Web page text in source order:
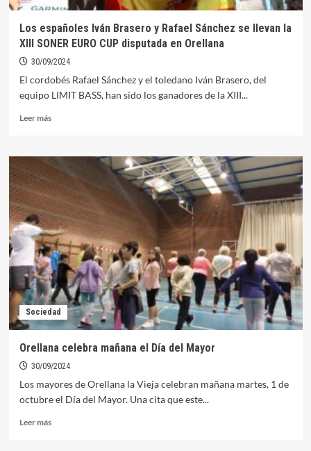
Los españoles Iván Brasero y Rafael Sánchez se llevan la
XIII SONER EURO CUP disputada en Orellana
30/09/2024
El cordobés Rafael Sánchez y el toledano Iván Brasero, del
equipo LIMIT BASS, han sido los ganadores de la XIII...
Leer másLeer
Los
españoles
Brasero
y
Rafael
Sánchez
se
llevan
la
XIII
SONER
EURO
CUP
en
Orellana
Sociedad
Orellana celebra mañana el Día del Mayor
30/09/2024
Los mayores de Orellana la Vieja celebran mañana martes, 1 de
octubre el Día del Mayor. Una cita que este...
Leer másLeer